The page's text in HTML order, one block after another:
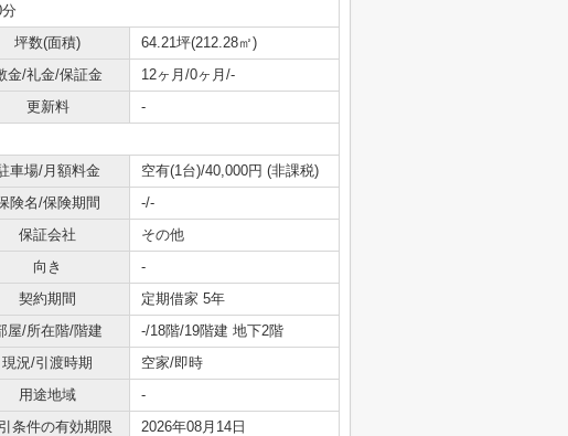
坪数(面積)
64.21坪(212.28㎡)
金/礼金/保証金
12ヶ月/0ヶ月/-
更新料
-
車場/月額料金
空有(1台)/40,000円 (非課税)
険名/保険期間
-/-
保証会社
その他
向き
-
契約期間
定期借家 5年
屋/所在階/階建
-/18階/19階建 地下2階
現況/引渡時期
空家/即時
用途地域
-
条件の有効期限 2026年08月14日